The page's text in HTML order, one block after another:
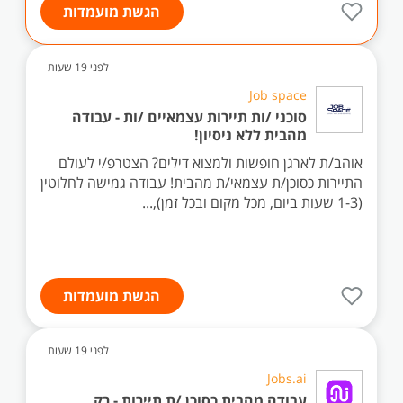
הגשת מועמדות
לפני 19 שעות
Job space
סוכני /ות תיירות עצמאיים /ות - עבודה
מהבית ללא ניסיון!
אוהב/ת לארגן חופשות ולמצוא דילים? הצטרפ/י לעולם
התיירות כסוכן/ת עצמאי/ת מהבית! עבודה גמישה לחלוטין
(1-3 שעות ביום, מכל מקום ובכל זמן),...
הגשת מועמדות
לפני 19 שעות
Jobs.ai